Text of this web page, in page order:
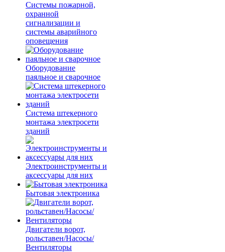
Системы пожарной,
охранной
сигнализации и
системы аварийного
оповещения
Оборудование
паяльное и сварочное
Система штекерного
монтажа электросети
зданий
Электроинструменты и
аксессуары для них
Бытовая электроника
Двигатели ворот,
рольставен/Насосы/
Вентиляторы